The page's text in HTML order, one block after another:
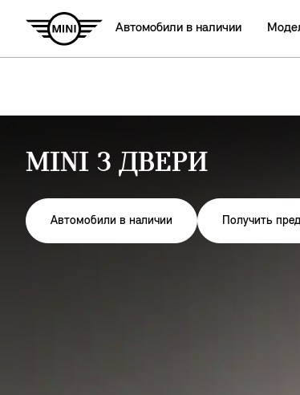
Автомобили в наличии
MINI 3 ДВЕРИ
Автомобили в наличии Получить